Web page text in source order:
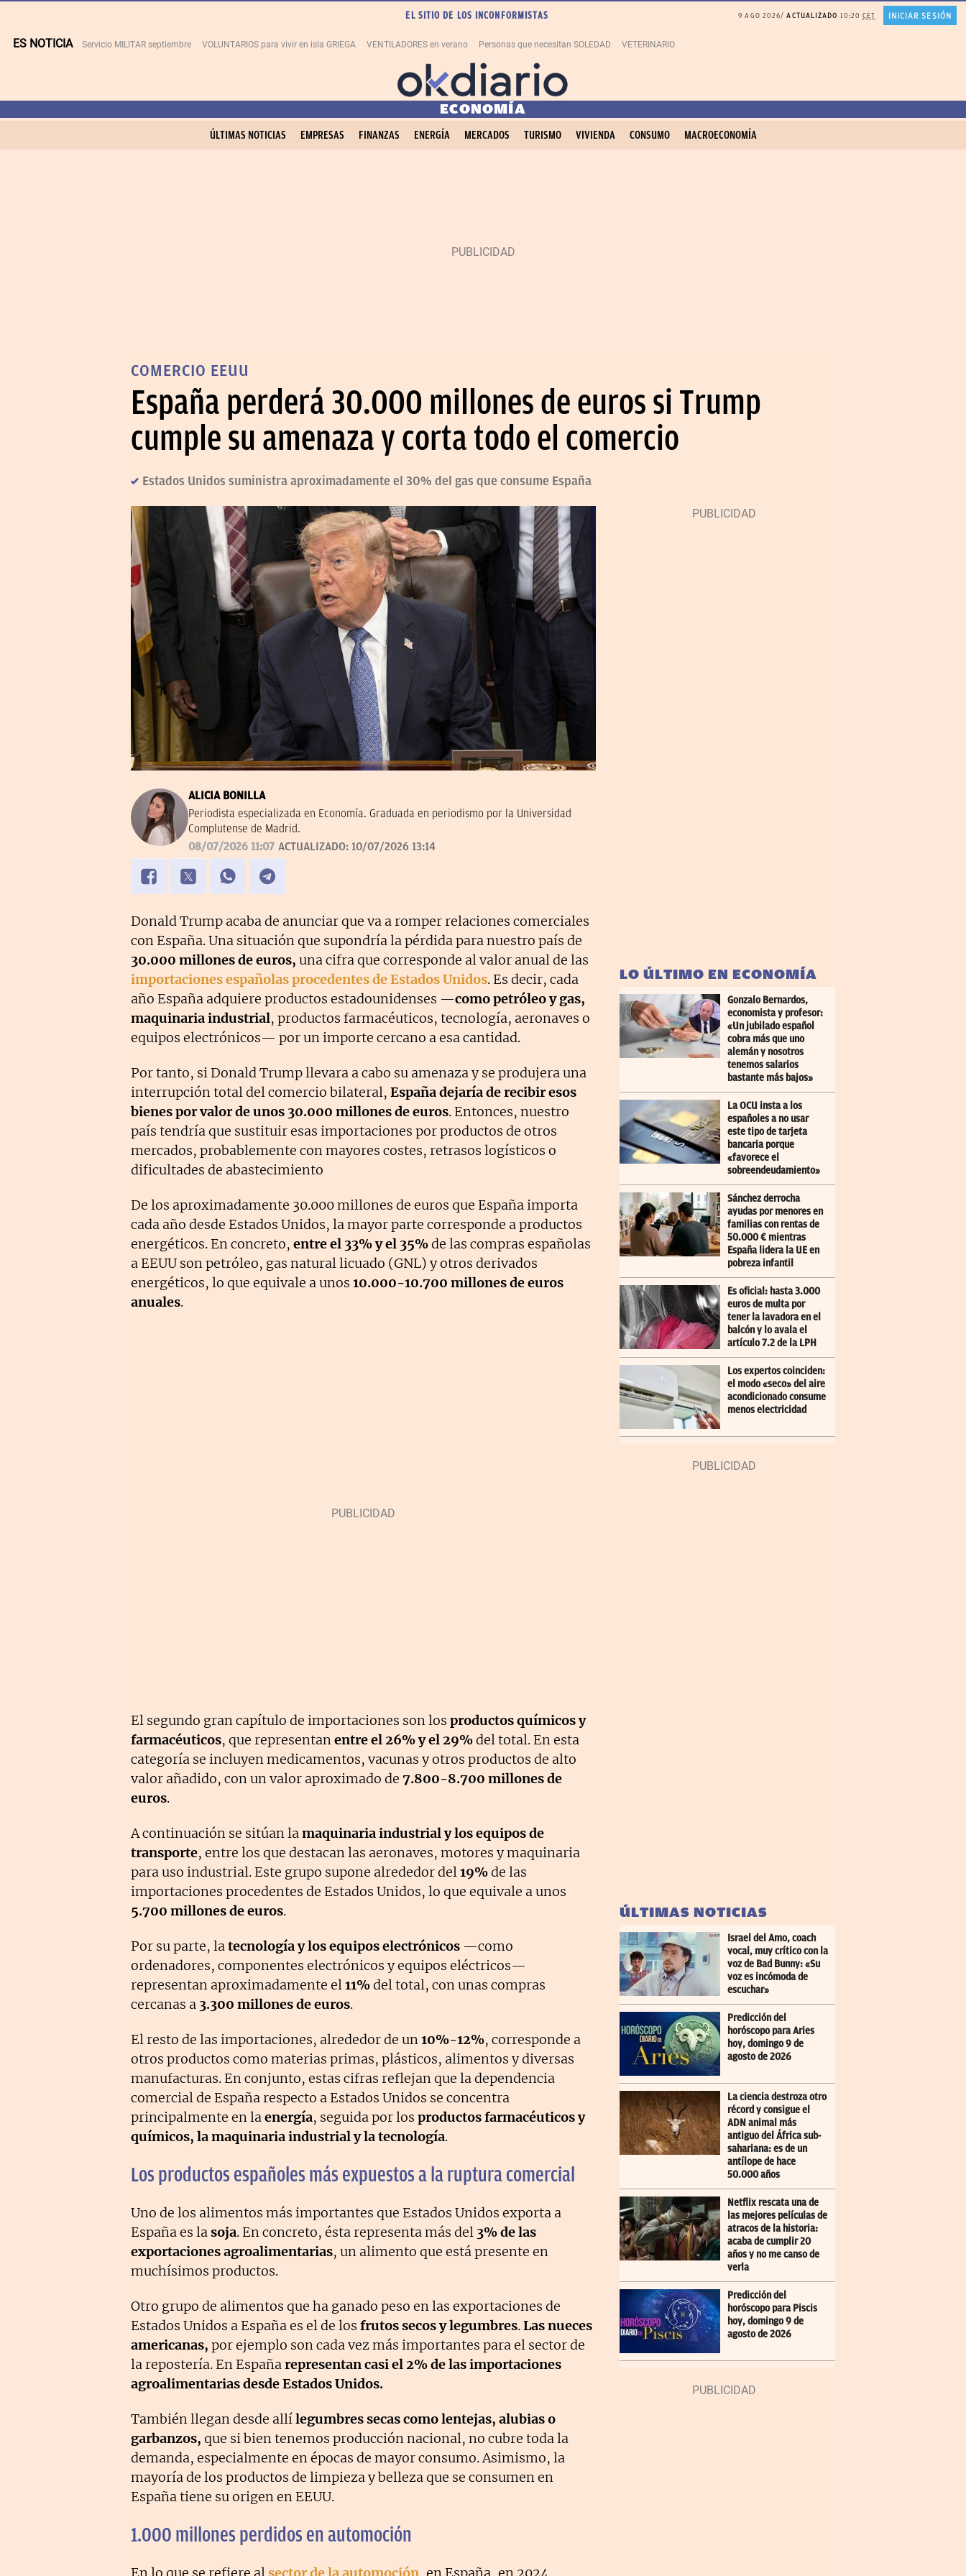
EL SITIO DE LOS INCONFORMISTAS 9 AGO 2026 ACTUALIZADO 10:20CET INICIAR SESIÓN
ES NOTICIA Servicio MILITAR septiembre VOLUNTARIOS para vivir en isla GRIEGA VENTILADORES en verano Personas que necesitan SOLEDAD VETERINARIO gatos
ECONOMÍA
ÚLTIMAS NOTICIAS EMPRESAS FINANZAS ENERGÍA MERCADOS TURISMO VIVIENDA CONSUMO MACROECONOMÍA
COMERCIO EEUU
España perderá 30.000 millones de euros si Trump
cumple su amenaza y corta todo el comercio
Estados Unidos suministra aproximadamente el 30% del gas que consume España
ALICIA BONILLA
Periodista especializada en Economía. Graduada en periodismo por la Universidad
Complutense de Madrid.
08/07/2026 11:07 ACTUALIZADO: 10/07/2026 13:14
Donald Trump acaba de anunciar que va a romper relaciones comerciales
con España. Una situación que supondría la pérdida para nuestro país de
30.000 millones de euros, una cifra que corresponde al valor anual de las
importaciones españolas procedentes de Estados Unidos. Es decir, cada
año España adquiere productos estadounidenses —como petróleo y gas,
maquinaria industrial, productos farmacéuticos, tecnología, aeronaves o
equipos electrónicos— por un importe cercano a esa cantidad.
Por tanto, si Donald Trump llevara a cabo su amenaza y se produjera una
interrupción total del comercio bilateral, España dejaría de recibir esos
bienes por valor de unos 30.000 millones de euros. Entonces, nuestro
país tendría que sustituir esas importaciones por productos de otros
mercados, probablemente con mayores costes, retrasos logísticos o
dificultades de abastecimiento
De los aproximadamente 30.000 millones de euros que España importa
cada año desde Estados Unidos, la mayor parte corresponde a productos
energéticos. En concreto, entre el 33% y el 35%de las compras españolas
a EEUU son petróleo, gas natural licuado (GNL) y otros derivados
energéticos, lo que equivale a unos 10.000-10.700 millones de euros
anuales.
El segundo gran capítulo de importaciones son los productos químicos y
farmacéuticos, que representanentre el 26% y el 29%del total. En esta
categoría se incluyen medicamentos, vacunas y otros productos de alto
valor añadido, con un valor aproximado de 7.800-8.700 millones de
euros.
A continuación se sitúan lamaquinaria industrial y los equipos de
transporte, entre los que destacan las aeronaves, motores y maquinaria
para uso industrial. Este grupo supone alrededor del19%de las
importaciones procedentes de Estados Unidos, lo que equivale a unos
5.700 millones de euros.
Por su parte, latecnología y los equipos electrónicos —como
ordenadores, componentes electrónicos y equipos eléctricos—
representan aproximadamente el11%del total, con unas compras
cercanas a 3.300 millones de euros.
El resto de las importaciones, alrededor de un10%-12%, corresponde a
otros productos como materias primas, plásticos, alimentos y diversas
manufacturas. En conjunto, estas cifras reflejan que la dependencia
comercial de España respecto a Estados Unidos se concentra
principalmente en laenergía, seguida por los productos farmacéuticos y
químicos, la maquinaria industrial y la tecnología.
Los productos españoles más expuestos a la ruptura comercial
Uno de los alimentos más importantes que Estados Unidos exporta a
España es lasoja. En concreto, ésta representa más del 3% de las
exportaciones agroalimentarias, un alimento que está presente en
muchísimos productos.
Otro grupo de alimentos que ha ganado peso en las exportaciones de
Estados Unidos a España es el de los frutos secos y legumbres.Las nueces
americanas, por ejemplo son cada vez más importantes para el sector de
la repostería. En Españarepresentan casi el 2% de las importaciones
agroalimentarias desde Estados Unidos.
También llegan desde allílegumbres secas como lentejas, alubias o
garbanzos, que si bien tenemos producción nacional, no cubre toda la
demanda, especialmente en épocas de mayor consumo. Asimismo, la
mayoría de los productos de limpieza y belleza que se consumen en
España tiene su origen en EEUU.
1.000 millones perdidos en automoción
En lo que se refiere al sector de la automoción , en España, en 2024,
LO ÚLTIMO EN ECONOMÍA
Gonzalo Bernardos,
economista y profesor:
«Un jubilado español
cobra más que uno
alemán y nosotros
tenemos salarios
bastante más bajos»
La OCU insta a los
españoles a no usar
este tipo de tarjeta
bancaria porque
«favorece el
sobreendeudamiento»
Sánchez derrocha
ayudas por menores en
familias con rentas de
50.000 € mientras
España lidera la UE en
pobreza infantil
Es oficial: hasta 3.000
euros de multa por
tener la lavadora en el
balcón y lo avala el
artículo 7.2 de la LPH
Los expertos coinciden:
el modo «seco» del aire
acondicionado consume
menos electricidad
ÚLTIMAS NOTICIAS
Israel del Amo, coach
vocal, muy crítico con la
voz de Bad Bunny: «Su
voz es incómoda de
escuchar»
Predicción del
horóscopo para Aries
hoy, domingo 9 de
agosto de 2026
La ciencia destroza otro
récord y consigue el
ADN animal más
antiguo del África sub-
sahariana: es de un
antílope de hace
50.000 años
Netflix rescata una de
las mejores películas de
atracos de la historia:
acaba de cumplir 20
años y no me canso de
verla
Predicción del
horóscopo para Piscis
hoy, domingo 9 de
agosto de 2026